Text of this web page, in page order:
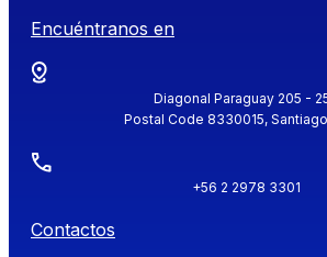
Encuéntranos en
Diagonal Paraguay 205 -
Postal Code 8330015,
+56 2 2978 3301
Contactos